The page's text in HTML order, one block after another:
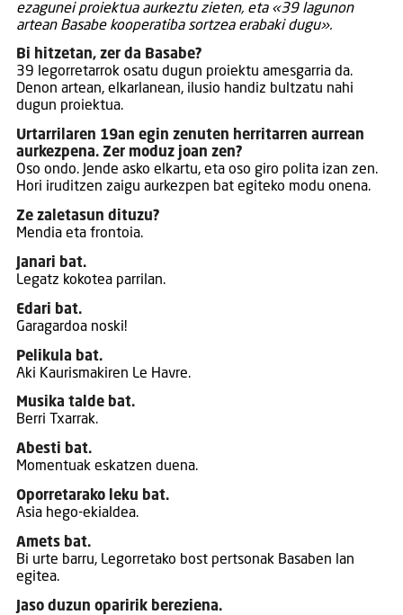
ezagunei proiektua aurkeztu zieten, eta «39 lagunon
artean Basabe kooperatiba sortzea erabaki dugu».
Bi hitzetan, zer da Basabe?
39 legorretarrok osatu dugun proiektu amesgarria da.
Denon artean, elkarlanean, ilusio handiz bultzatu nahi
dugun proiektua.
Urtarrilaren 19an egin zenuten herritarren aurrean
aurkezpena. Zer moduz joan zen?
Oso ondo. Jende asko elkartu, eta oso giro polita izan zen.
Hori iruditzen zaigu aurkezpen bat egiteko modu onena.
Ze zaletasun dituzu?
Mendia eta frontoia.
Janari bat.
Legatz kokotea parrilan.
Edari bat.
Garagardoa noski!
Pelikula bat.
Aki Kaurismakiren Le Havre.
Musika talde bat.
Berri Txarrak.
Abesti bat.
Momentuak eskatzen duena.
Oporretarako leku bat.
Asia hego-ekialdea.
Amets bat.
Bi urte barru, Legorretako bost pertsonak Basaben lan
egitea.
Jaso duzun oparirik bereziena.